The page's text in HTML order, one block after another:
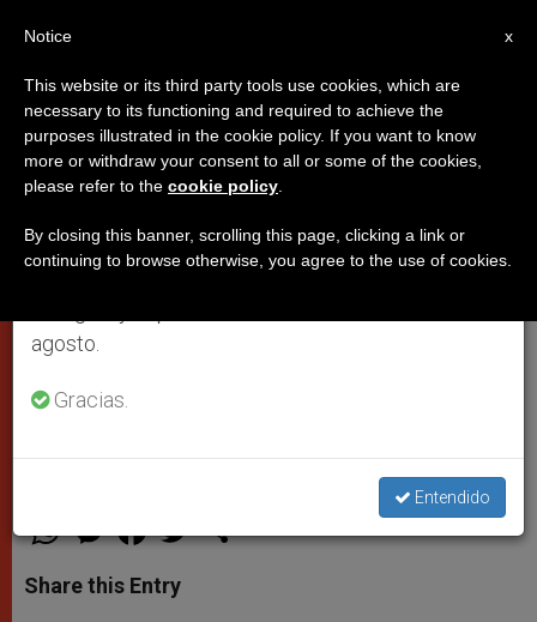
«No hay dificultades
insuperables» para las
relaciones China-Santa Sede
Según el arzobispo Lajolo, secretario
Estados
CIUDAD DEL
h
t
s
e
s
e
a
e
b
w h
Share this Entry
×
Aviso importante
Del 27 de julio al 7 de agosto haremos la pausa
anual, aprovechando que en el periodo de verano
se generan menos informaciones y también el
agosto.
Gracias.
Entendido
x
Notice
This website or its third party tools use cookies, which are
necessary to its functioning and required to achieve the
purposes illustrated in the cookie policy. If you want to know
more or withdraw your consent to all or some of the cookies,
please refer to the cookie policy
By closing this banner, scrolling this page, clicking a link or
continuing to browse otherwise, you agree to the use of cookies.